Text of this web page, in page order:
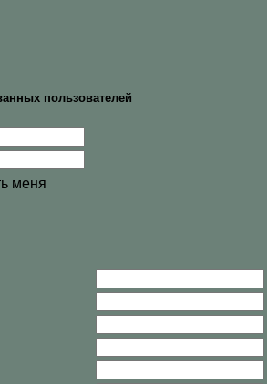
пользователей
меня